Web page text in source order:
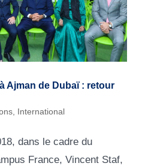
à Ajman de Dubaï : retour
, International
dans le cadre du
France, Vincent Staf,